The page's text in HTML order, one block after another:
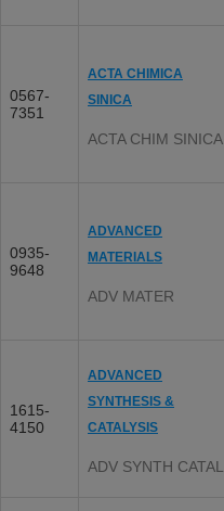
0567-
7351
ACTA CHIMICA
SINICA
ACTA CHIM SINICA
0935-
9648
ADVANCED
MATERIALS
ADV MATER
1615-
4150
ADVANCED
SYNTHESIS &
CATALYSIS
ADV SYNTH CATAL